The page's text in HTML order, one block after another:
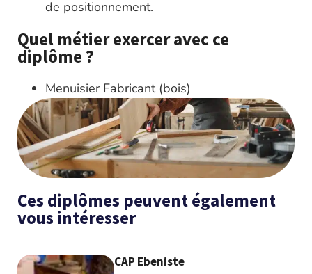
de positionnement.
Quel métier exercer avec ce
diplôme ?
Menuisier Fabricant (bois)
Ces diplômes peuvent également
vous intéresser
CAP Ebeniste